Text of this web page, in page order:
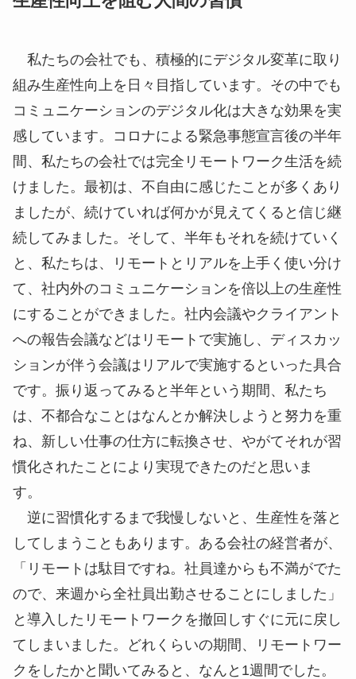
これらのアプローチを良く理解し、組み合わせて
劇的に変化させることができ、単なる業務効率化と
は違う大きな効果が期待できるのです。
生産性向上を阻む人間の習慣
私たちの会社でも、積極的にデジタル変革に取り
組み生産性向上を日々目指しています。その中でも
コミュニケーションのデジタル化は大きな効果を実
感しています。コロナによる緊急事態宣言後の半年
間、私たちの会社では完全リモートワーク生活を続
けました。最初は、不自由に感じたことが多くあり
ましたが、続けていれば何かが見えてくると信じ継
続してみました。そして、半年もそれを続けていく
と、私たちは、リモートとリアルを上手く使い分け
て、社内外のコミュニケーションを倍以上の生産性
にすることができました。社内会議やクライアント
への報告会議などはリモートで実施し、ディスカッ
ションが伴う会議はリアルで実施するといった具合
です。振り返ってみると半年という期間、私たち
は、不都合なことはなんとか解決しようと努力を重
ね、新しい仕事の仕方に転換させ、やがてそれが習
慣化されたことにより実現できたのだと思いま